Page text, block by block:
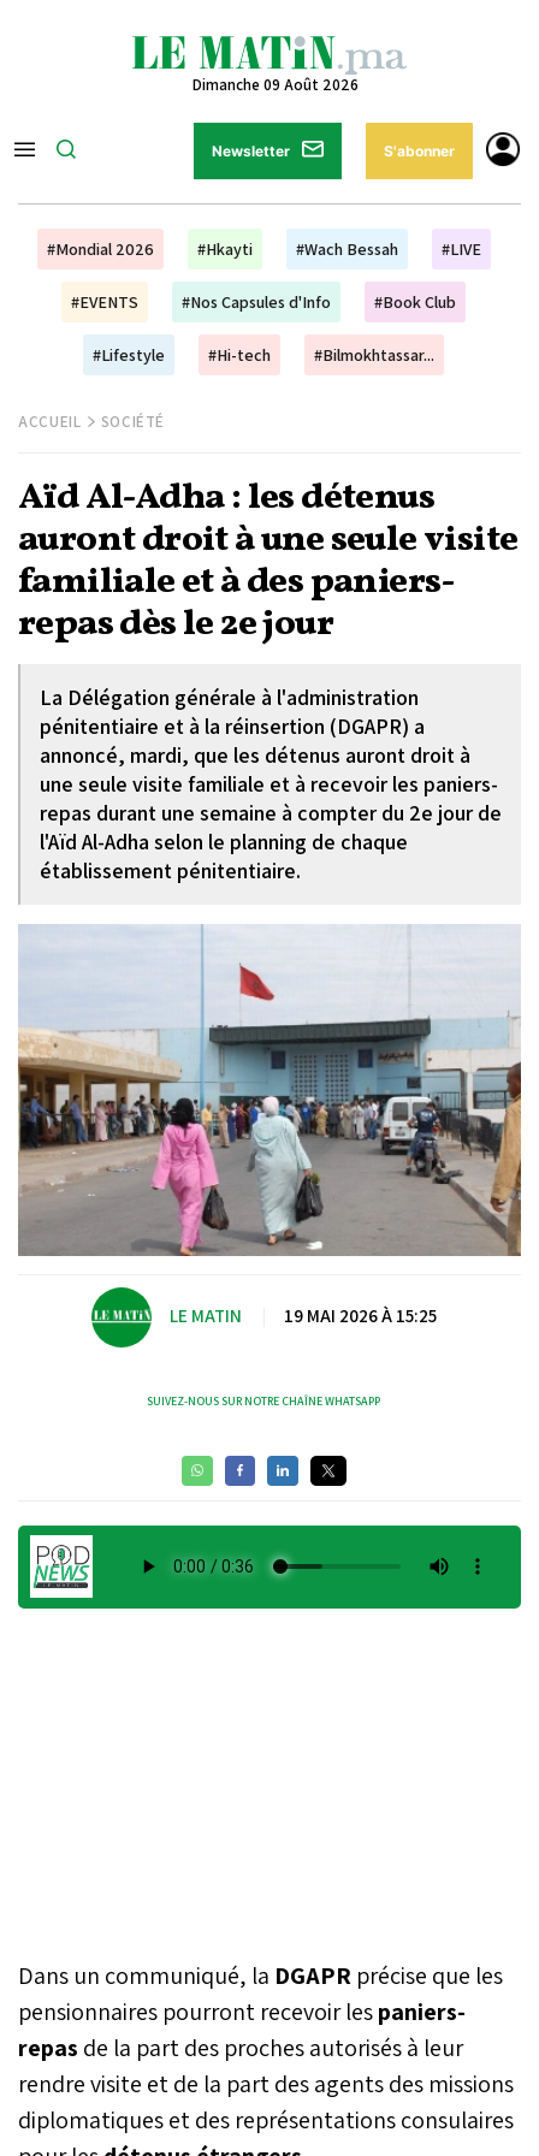
Dimanche 09 Août 2026
Newsletter S'abonner
#Mondial 2026 #Hkayti #Wach Bessah #LIVE
#EVENTS #Nos Capsules d'Info #Book Club
#Lifestyle #Hi-tech #Bilmokhtassar...
ACCUEIL SOCIÉTÉ
Aïd Al-Adha : les détenus
auront droit à une seule visite
familiale et à des paniers-
repas dès le 2e jour
La Délégation générale à l'administration
pénitentiaire et à la réinsertion (DGAPR) a
annoncé, mardi, que les détenus auront droit à
une seule visite familiale et à recevoir les paniers-
repas durant une semaine à compter du 2e jour de
l'Aïd Al-Adha selon le planning de chaque
établissement pénitentiaire.
LE MATIN 19 MAI 2026 À 15:25
SUIVEZ-NOUS SUR NOTRE CHAÎNE WHATSAPP
Dans un communiqué, la DGAPR précise que les
pensionnaires pourront recevoir lespaniers-
repas de la part des proches autorisés à leur
rendre visite et de la part des agents des missions
diplomatiques et des représentations consulaires